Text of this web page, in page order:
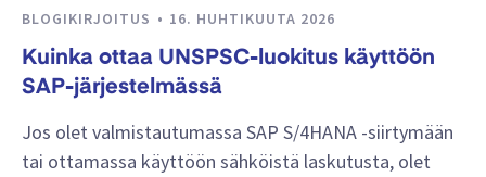
BLOGIKIRJOITUS 16. HUHTIKUUTA 2026
Kuinka ottaa UNSPSC-luokitus käyttöön
SAP-järjestelmässä
Jos olet valmistautumassa SAP S/4HANA -siirtymään
tai ottamassa käyttöön sähköistä laskutusta, olet